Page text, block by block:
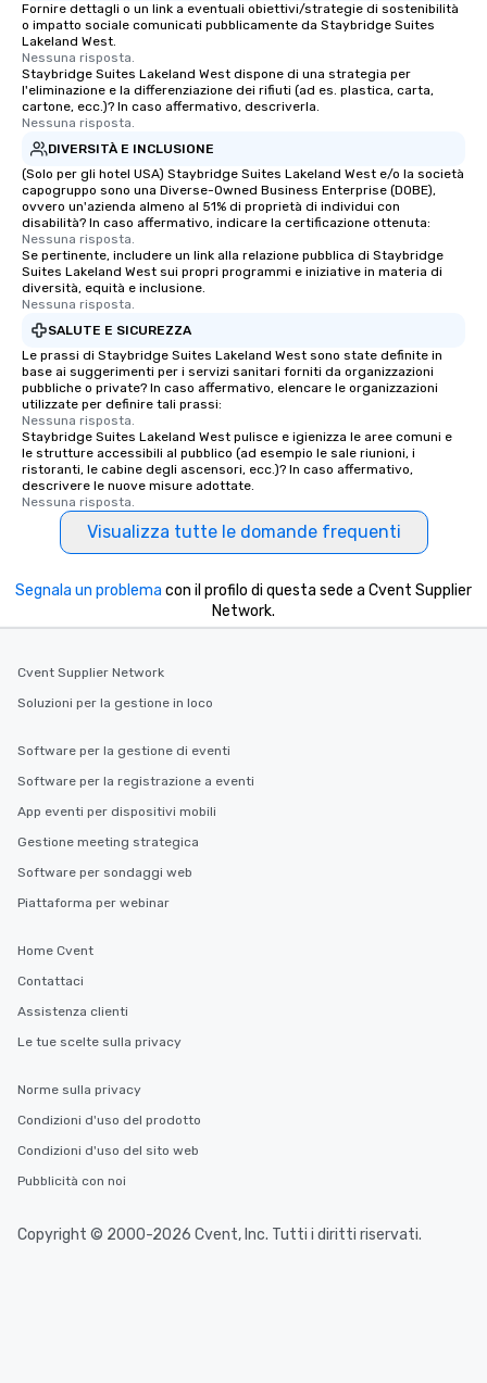
Fornire dettagli o un link a eventuali obiettivi/strategie di sostenibilità
o impatto sociale comunicati pubblicamente da Staybridge Suites
Lakeland West.
Nessuna risposta.
Staybridge Suites Lakeland West dispone di una strategia per
l'eliminazione e la differenziazione dei rifiuti (ad es. plastica, carta,
cartone, ecc.)? In caso affermativo, descriverla.
Nessuna risposta.
DIVERSITÀ E INCLUSIONE
(Solo per gli hotel USA) Staybridge Suites Lakeland West e/o la società
capogruppo sono una Diverse-Owned Business Enterprise (DOBE),
ovvero un'azienda almeno al 51% di proprietà di individui con
disabilità? In caso affermativo, indicare la certificazione ottenuta:
Nessuna risposta.
Se pertinente, includere un link alla relazione pubblica di Staybridge
Suites Lakeland West sui propri programmi e iniziative in materia di
diversità, equità e inclusione.
Nessuna risposta.
SALUTE E SICUREZZA
Le prassi di Staybridge Suites Lakeland West sono state definite in
base ai suggerimenti per i servizi sanitari forniti da organizzazioni
pubbliche o private? In caso affermativo, elencare le organizzazioni
utilizzate per definire tali prassi:
Nessuna risposta.
Staybridge Suites Lakeland West pulisce e igienizza le aree comuni e
le strutture accessibili al pubblico (ad esempio le sale riunioni, i
ristoranti, le cabine degli ascensori, ecc.)? In caso affermativo,
descrivere le nuove misure adottate.
Nessuna risposta.
Visualizza tutte le domande frequenti
Segnala un problema con il profilo di questa sede a Cvent Supplier
Network.
Cvent Supplier Network
Soluzioni per la gestione in loco
Software per la gestione di eventi
Software per la registrazione a eventi
App eventi per dispositivi mobili
Gestione meeting strategica
Software per sondaggi web
Piattaforma per webinar
Home Cvent
Contattaci
Assistenza clienti
Le tue scelte sulla privacy
Norme sulla privacy
Condizioni d'uso del prodotto
Condizioni d'uso del sito web
Pubblicità con noi
Copyright © 2000-2026 Cvent, Inc. Tutti i diritti riservati.